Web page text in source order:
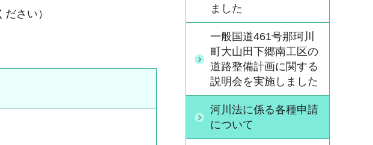
さい）
ました
一般国道461号那珂川
町大山田下郷南工区の
道路整備計画に関する
説明会を実施しました
河川法に係る各種申請
について